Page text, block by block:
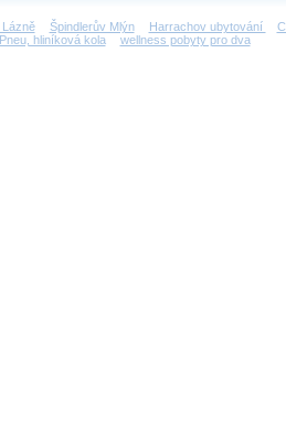
Špindlerův Mlýn Harrachov ubytování
Pneu, hliníková kola wellness pobyty pro dva